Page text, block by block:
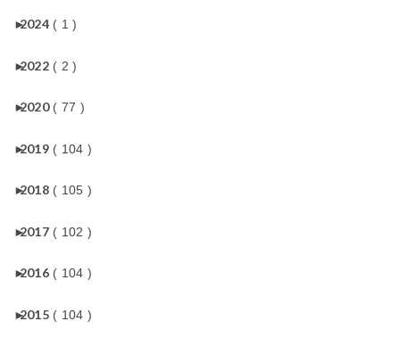
►
2024 ( 1 )
►
2022 ( 2 )
►
2020 ( 77 )
►
2019 ( 104 )
►
2018 ( 105 )
►
2017 ( 102 )
►
2016 ( 104 )
►
2015 ( 104 )